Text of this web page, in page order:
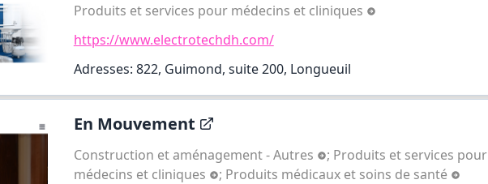
Produits et services pour médecins et cliniques
https://www.electrotechdh.com/
Adresses: 822, Guimond, suite 200, Longueuil
En Mouvement
Construction et aménagement - Autres ; Produits et services pour
médecins et cliniques
; Produits médicaux et soins de santé